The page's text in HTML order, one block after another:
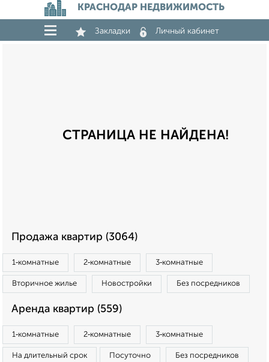
КРАСНОДАР НЕДВИЖИМОСТЬ
Закладки Личный кабинет
СТРАНИЦА НЕ НАЙДЕНА!
Продажа квартир (3064)
1‑комнатные 2‑комнатные 3‑комнатные
Вторичное жилье Новостройки Без посредников
Аренда квартир (559)
1‑комнатные 2‑комнатные 3‑комнатные
На длительный срок Посуточно Без посредников